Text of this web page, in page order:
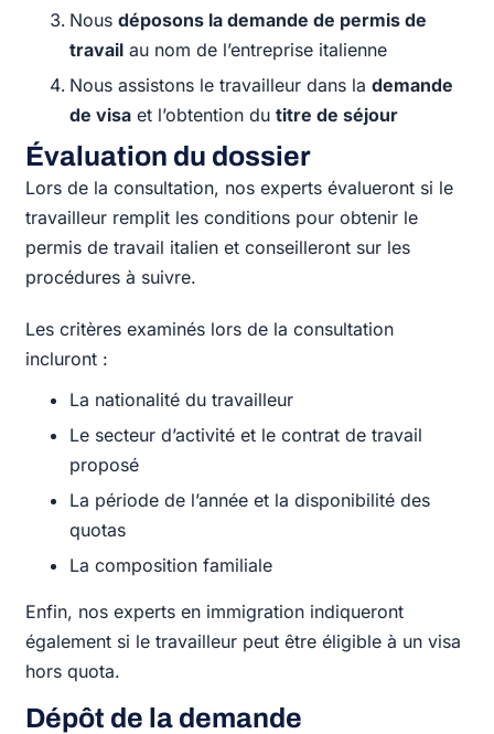
Nousdéposons la demande de permis de
travail au nom de l’entreprise italienne
Nous assistons le travailleur dans lademande
de visa et l’obtention dutitre de séjour
Évaluation du dossier
Lors de la consultation, nos experts évalueront si le
travailleur remplit les conditions pour obtenir le
permis de travail italien et conseilleront sur les
procédures à suivre.
Les critères examinés lors de la consultation
incluront :
La nationalité du travailleur
Le secteur d’activité et le contrat de travail
proposé
La période de l’année et la disponibilité des
quotas
La composition familiale
Enfin, nos experts en immigration indiqueront
également si le travailleur peut être éligible à un visa
hors quota.
Dépôt de la demande